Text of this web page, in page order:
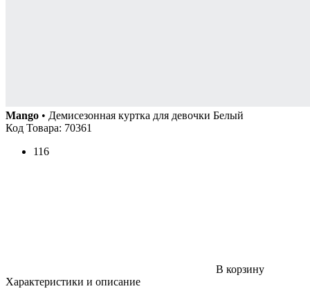
Mango • Демисезонная куртка для девочки Белый
Код Товара: 70361
116
В корзину
Характеристики и описание